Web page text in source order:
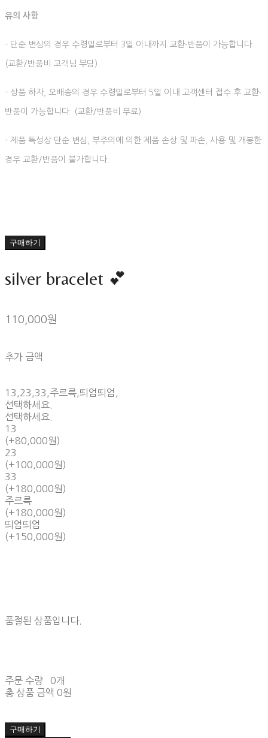
유의 사항
- 단순 변심의 경우 수령일로부터 3일 이내까지 교환∙반품이 가능합니다.
(교환/반품비 고객님 부담)
- 상품 하자, 오배송의 경우 수령일로부터 5일 이내 고객센터 접수 후 교환∙
반품이 가능합니다. (교환/반품비 무료)
- 제품 특성상 단순 변심, 부주의에 의한 제품 손상 및 파손, 사용 및 개봉한
경우 교환/반품이 불가합니다.
구매하기
silver bracelet 💕
110,000원
추가 금액
13,23,33,주르륵,띄엄띄엄,
선택하세요.
선택하세요.
13
(+80,000원)
23
(+100,000원)
33
(+180,000원)
주르륵
(+180,000원)
띄엄띄엄
(+150,000원)
품절된 상품입니다.
주문 수량
0개
총 상품 금액 0원
구매하기